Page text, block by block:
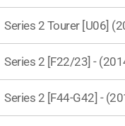
Series 2 Tourer [U06]
Series 2 [F22/23] -
Series 2 [F44-G42] -